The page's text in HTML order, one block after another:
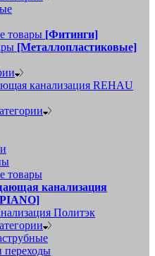
товары [Фитинги]
[Металлопластиковые]
канализация REHAU
товары
канализация
Политэк